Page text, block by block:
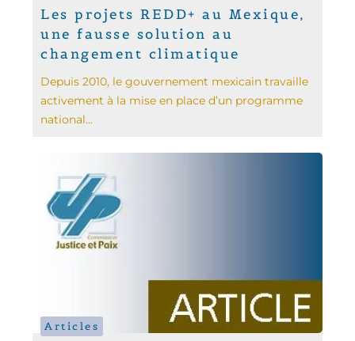
Les projets REDD+ au Mexique,
une fausse solution au
changement climatique
Depuis 2010, le gouvernement mexicain travaille
activement à la mise en place d’un programme
national...
Articles